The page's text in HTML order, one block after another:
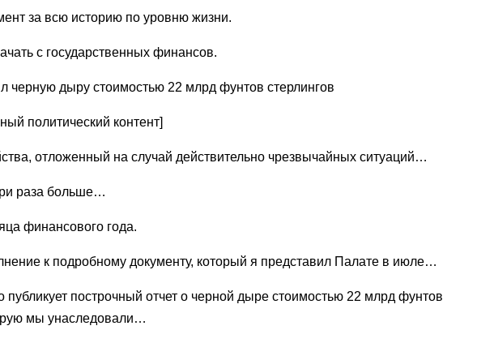
за всю историю по уровню жизни.
с государственных финансов.
черную дыру стоимостью 22 млрд фунтов стерлингов
политический контент]
отложенный на случай действительно чрезвычайных ситуаций…
раза больше…
финансового года.
к подробному документу, который я представил Палате в июле…
публикует построчный отчет о черной дыре стоимостью 22 млрд фунтов
мы унаследовали…